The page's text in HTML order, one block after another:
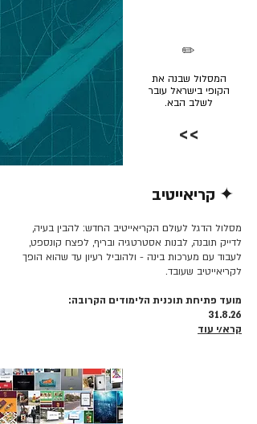
המסלול שבנה את
הקופי בישראל עובר
לשלב הבא.
✏️
>>
✦ קריאייטיב
מסלול הדגל לעולם הקריאייטיב החדש: להבין בעיה,
לדייק תובנה, לבנות אסטרטגיה ובריף, לפצח קונספט,
לעבוד עם מערכות בינה - ולהוביל רעיון עד שהוא הופך
לקריאייטיב שעובד.
מועד פתיחת תוכנית הלימודים הקרובה:
31.8.26
קרא/י עוד